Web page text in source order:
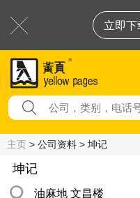
立即
主页 > 公司资料 > 坤记
坤记
油麻地 文昌楼